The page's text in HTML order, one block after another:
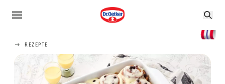
REZEPTE